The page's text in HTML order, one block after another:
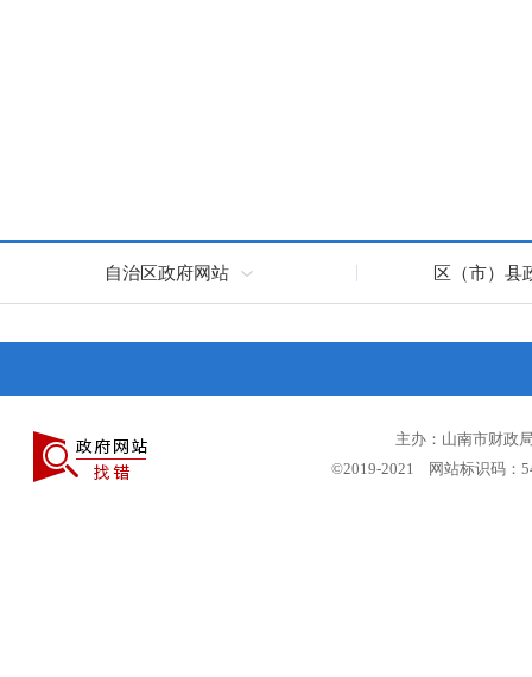
自治区政府网站 区（市）县
主办：山南市财政
©2019-2021 网站标识码：